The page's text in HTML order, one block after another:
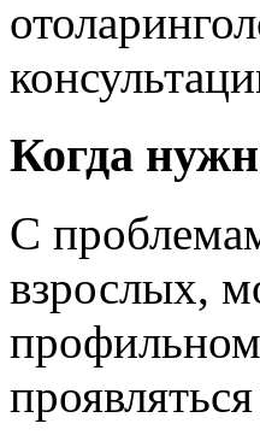
Когда
С
взрослых,